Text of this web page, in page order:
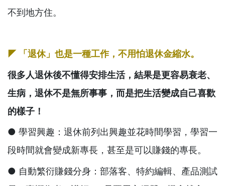
不到地方住。
◤ 「退休」也是一種工作，不用怕退休金縮水。
很多人退休後不懂得安排生活，結果是更容易衰老、
生病，退休不是無所事事，而是把生活變成自己喜歡
的樣子！
● 學習興趣：退休前列出興趣並花時間學習，學習一
段時間就會變成新專長，甚至是可以賺錢的專長。
● 自動繁衍賺錢分身：部落客、特約編輯、產品測試